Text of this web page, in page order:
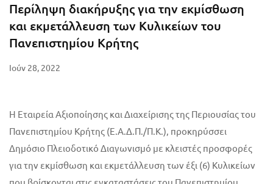
Περίληψη διακήρυξης για την εκμίσθωση
και εκμετάλλευση των Κυλικείων του
Πανεπιστημίου Κρήτης
Ιούν 28, 2022
Η Εταιρεία Αξιοποίησης και Διαχείρισης της Περιουσίας του
Πανεπιστημίου Κρήτης (Ε.Α.Δ.Π./Π.Κ.), προκηρύσσει
Δημόσιο Πλειοδοτικό Διαγωνισμό με κλειστές προσφορές
για την εκμίσθωση και εκμετάλλευση των έξι (6) Κυλικείων